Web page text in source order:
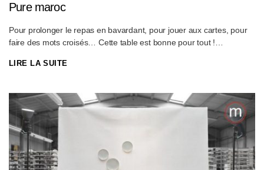
Pure maroc
Pour prolonger le repas en bavardant, pour jouer aux cartes, pour
faire des mots croisés… Cette table est bonne pour tout !
hauteur de 76 cm (hauteur libre 71 cm). Disponible dans toutes les
la cafétéria ou dans les chambres individuelles, cette table
résistante au look contemporain trouve sa place partout.
LIRE LA SUITE